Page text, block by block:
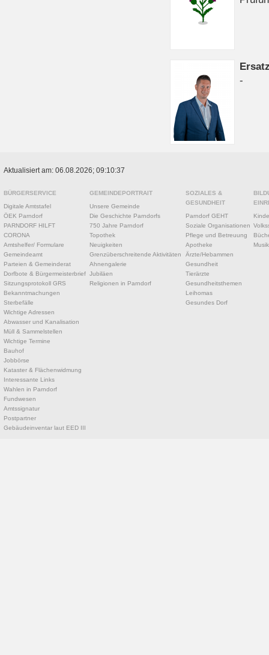
-
Aktualisiert am: 06.08.2026; 09:10:37
BÜRGERSERVICE
Digitale Amtstafel
ÖEK Parndorf
PARNDORF HILFT
CORONA
Amtshelfer/ Formulare
Gemeindeamt
Parteien & Gemeinderat
Dorfbote & Bürgermeisterbrief
Sitzungsprotokoll GRS
Bekanntmachungen
Sterbefälle
Wichtige Adressen
Abwasser und Kanalisation
Müll & Sammelstellen
Wichtige Termine
Bauhof
Jobbörse
Kataster & Flächenwidmung
Interessante Links
Wahlen in Parndorf
Fundwesen
Amtssignatur
Postpartner
Gebäudeinventar laut EED III
GEMEINDEPORTRAIT
Unsere Gemeinde
Die Geschichte Parndorfs
750 Jahre Parndorf
Topothek
Neuigkeiten
Grenzüberschreitende Aktivitäten
Ahnengalerie
Jubiläen
Religionen in Parndorf
SOZIALES &
GESUNDHEIT
Parndorf GEHT
Soziale Organisationen
Pflege und Betreuung
Apotheke
Ärzte/Hebammen
Gesundheit
Tierärzte
Gesundheitsthemen
Leihomas
Gesundes Dorf